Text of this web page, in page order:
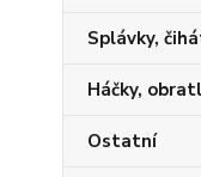
Splávky,
Háčky,
Ostatní